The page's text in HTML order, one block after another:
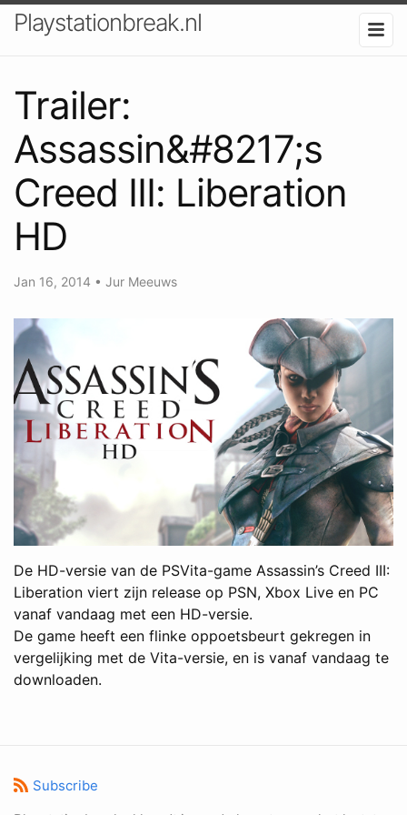
Playstationbreak.nl
Trailer:
Assassin&#8217;s
Creed III: Liberation
HD
Jan 16, 2014 • Jur Meeuws
De HD-versie van de PSVita-game Assassin’s Creed III:
Liberation viert zijn release op PSN, Xbox Live en PC
vanaf vandaag met een HD-versie.
De game heeft een flinke oppoetsbeurt gekregen in
vergelijking met de Vita-versie, en is vanaf vandaag te
downloaden.
Subscribe